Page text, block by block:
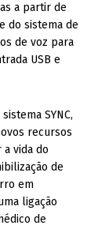
a partir de
do sistema de
de voz para
USB e
SYNC,
recursos
vida do
de
em
ligação
de